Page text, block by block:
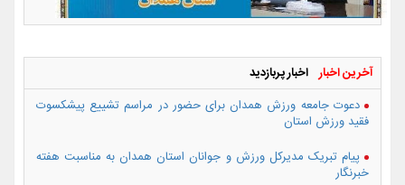
آخرین اخبار اخبار پربازدید
دعوت جامعه ورزش همدان برای حضور در مراسم تشییع پیشکسوت
فقید ورزش استان
پیام تبریک مدیرکل ورزش و جوانان استان همدان به مناسبت هفته
خبرنگار